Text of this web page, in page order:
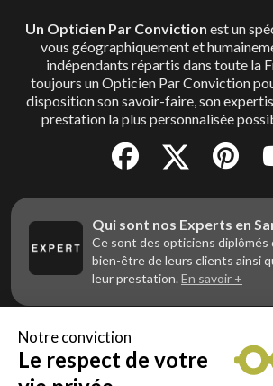
Un Opticien Par Conviction est un
vous géographiquement et
indépendants répartis dans toute la
toujours un Opticien Par Conviction
disposition son savoir-faire, son
prestation la plus personnalisée
Qui sont nos Experts en
Ce sont des opticiens
bien-être de leurs clients ainsi
leur prestation. En savoir +
Vous êtes un
vous souhaitez nous
Notre conviction
Le respect de votre